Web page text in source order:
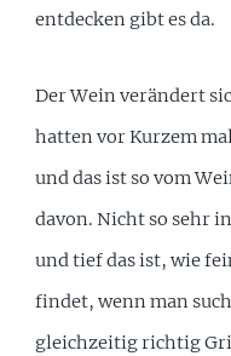
entdecken gibt es da.
Der Wein verändert
hatten vor Kurzem
und das ist so vom
davon. Nicht so sehr
und tief das ist, wie
findet, wenn man
gleichzeitig richtig